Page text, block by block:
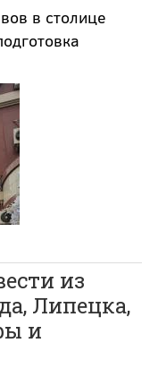
в столице
из
Липецка,
и